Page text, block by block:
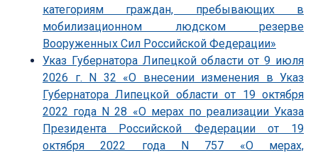
категориям граждан, пребывающих в
мобилизационном людском резерве
Вооруженных Сил Российской Федерации»
Указ Губернатора Липецкой области от 9 июля
2026 г. N 32 «О внесении изменения в Указ
Губернатора Липецкой области от 19 октября
2022 года N 28 «О мерах по реализации Указа
Президента Российской Федерации от 19
октября 2022 года N 757 «О мерах,